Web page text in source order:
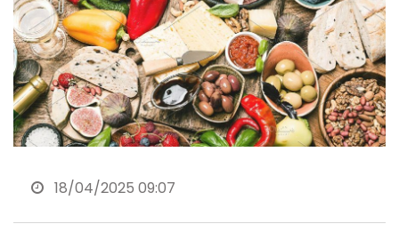
18/04/2025 09:07